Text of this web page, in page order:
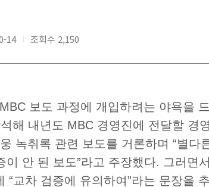
14 조회수 2,150
MBC 보도 과정에 개입하려는 야욕을
해 내년도 MBC 경영진에 전달할 경
녹취록 관련 보도를 거론하며 “별다
이 안 된 보도”라고 주장했다. 그러면
“교차 검증에 유의하여”라는 문장을